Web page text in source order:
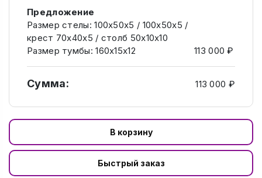
Предложение
Размер стелы: 100х50х5 / 100х50х5 /
крест 70х40х5 / столб 50х10х10
Размер тумбы: 160х15х12
113 000 ₽
Сумма: 113 000 ₽
В корзину
Быстрый заказ